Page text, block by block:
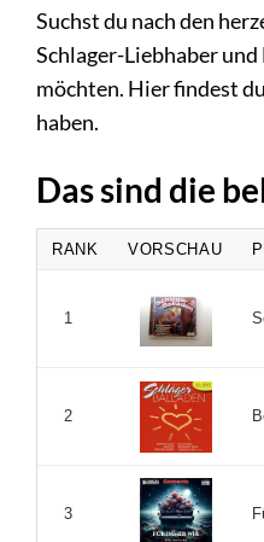
Suchst du nach den
Schlager-Liebhaber
möchten. Hier findest
haben.
Das sind die
RANK VORSCHAU
1
2
3